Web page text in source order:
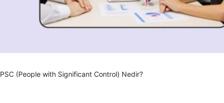
PSC (People with Significant Control) Nedir?